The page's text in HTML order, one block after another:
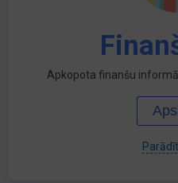
Apkopota finanšu